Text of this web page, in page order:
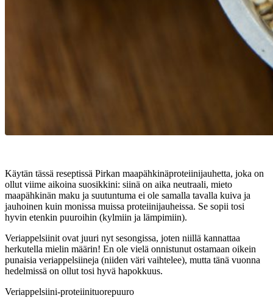
Käytän tässä reseptissä Pirkan maapähkinäproteiinijauhetta, joka on
ollut viime aikoina suosikkini: siinä on aika neutraali, mieto
maapähkinän maku ja suutuntuma ei ole samalla tavalla kuiva ja
jauhoinen kuin monissa muissa proteiinijauheissa. Se sopii tosi
hyvin etenkin puuroihin (kylmiin ja lämpimiin).
Veriappelsiinit ovat juuri nyt sesongissa, joten niillä kannattaa
herkutella mielin määrin! En ole vielä onnistunut ostamaan oikein
punaisia veriappelsiineja (niiden väri vaihtelee), mutta tänä vuonna
hedelmissä on ollut tosi hyvä hapokkuus.
Veriappelsiini-proteiinituorepuuro